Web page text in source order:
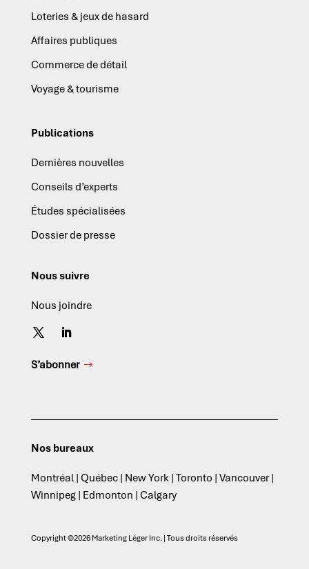
Loteries & jeux de hasard
Affaires publiques
Commerce de détail
Voyage & tourisme
Publications
Dernières nouvelles
Conseils d’experts
Études spécialisées
Dossier de presse
Nous suivre
Nous joindre
S’abonner
Nos bureaux
Montréal | Québec | New York | Toronto | Vancouver |
Winnipeg | Edmonton | Calgary
Copyright ©2026 Marketing Léger Inc. | Tous droits réservés